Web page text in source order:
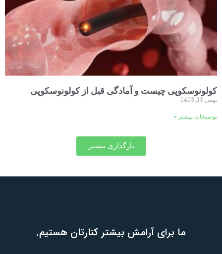
کولونوسکوپی چیست و آمادگی قبل از کولونوسکوپی
بهمن 13, 1403
توضیحات بیشتر »
بارگذاری بیشتر
ما برای آرامش بیشتر کنارتان هستیم.